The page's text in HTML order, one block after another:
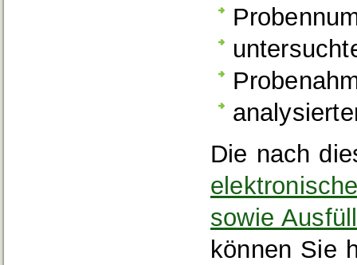
Die nach
sowie
können Sie